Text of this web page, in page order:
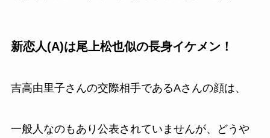
新恋人(A)は尾上松也似の長身イケメン！
吉高由里子さんの交際相手であるAさんの顔は、
一般人なのもあり公表されていませんが、どうや